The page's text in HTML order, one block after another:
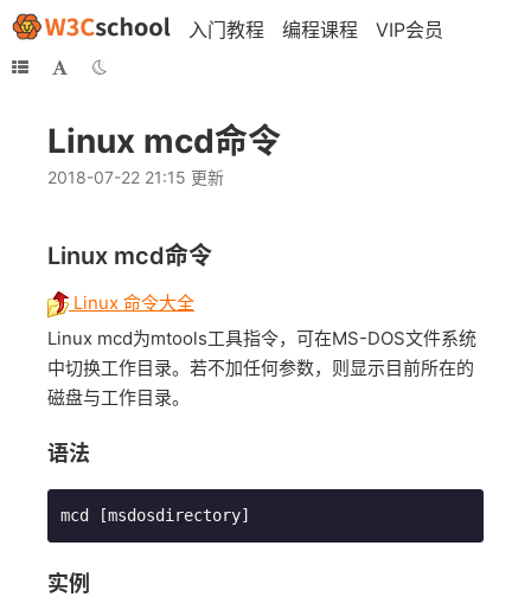
入门教程 编程课程 VIP会员
Linux mcd命令
2018-07-22 21:15 更新
Linux mcd命令
Linux 命令大全
Linux mcd为mtools工具指令，可在MS-DOS文件系统
中切换工作目录。若不加任何参数，则显示目前所在的
磁盘与工作目录。
语法
mcd [msdosdirectory]
实例